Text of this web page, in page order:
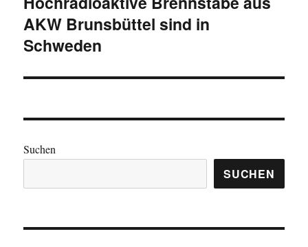
AKW Brunsbüttel sind in
Schweden
Suchen
SUCHEN